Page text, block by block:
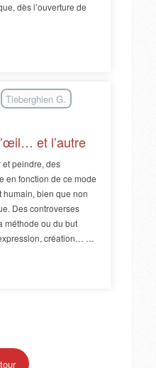
dès l’ouverture de
Tieberghien G.
et l’autre
peindre, des
en fonction de ce mode
humain, bien que non
Des controverses
méthode ou du but
création… …